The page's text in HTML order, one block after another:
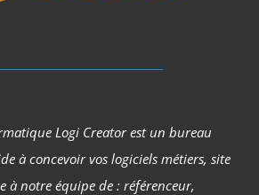
Logi Creator est un bureau
à concevoir vos logiciels métiers, site
à notre équipe de : référenceur,